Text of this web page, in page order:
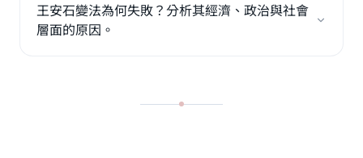
王安石變法為何失敗？分析其經濟、政治與社會
層面的原因。